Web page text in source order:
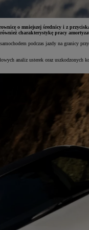
o mniejszej średnicy i z
charakterystykę pracy
podczas jazdy na granicy
analiz usterek oraz